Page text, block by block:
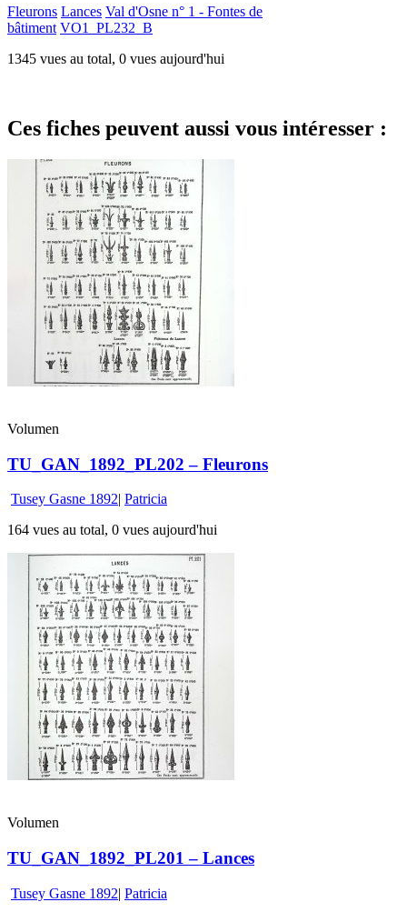
Fleurons Lances Val d'Osne n° 1 - Fontes de
bâtiment VO1_PL232_B
1345 vues au total, 0 vues aujourd'hui
Ces fiches peuvent aussi vous intéresser :
Volumen
TU_GAN_1892_PL202 – Fleurons
Tusey Gasne 1892| Patricia
164 vues au total, 0 vues aujourd'hui
Volumen
TU_GAN_1892_PL201 – Lances
Tusey Gasne 1892| Patricia